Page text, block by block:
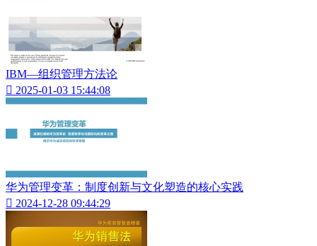
IBM—组织管理方法论
 2025-01-03 15:44:08
华为管理变革：制度创新与文化塑造的核心实践
 2024-12-28 09:44:29